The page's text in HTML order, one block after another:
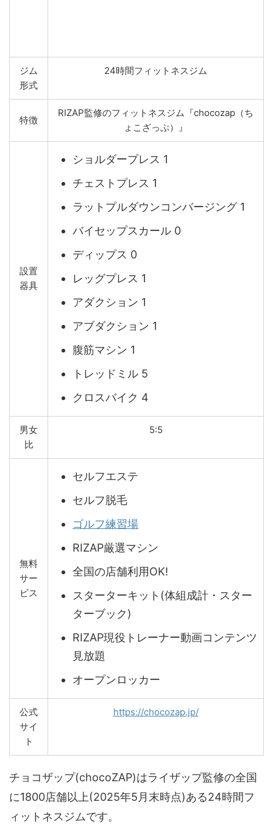
ジム
形式
24時間フィットネスジム
特徴
RIZAP監修のフィットネスジム『chocozap（ち
ょこざっぷ）』
設置
器具
ショルダープレス 1
チェストプレス 1
ラットプルダウンコンバージング 1
バイセップスカール 0
ディップス 0
レッグプレス 1
アダクション 1
アブダクション 1
腹筋マシン 1
トレッドミル 5
クロスバイク 4
男女
比
5:5
無料
サー
ビス
セルフエステ
セルフ脱毛
ゴルフ練習場
RIZAP厳選マシン
全国の店舗利用OK!
スターターキット(体組成計・スター
ターブック)
RIZAP現役トレーナー動画コンテンツ
見放題
オープンロッカー
公式
サイ
ト
https://chocozap.jp/
チョコザップ(chocoZAP)はライザップ監修の全国
に1800店舗以上(2025年5月末時点)ある24時間フ
ィットネスジムです。